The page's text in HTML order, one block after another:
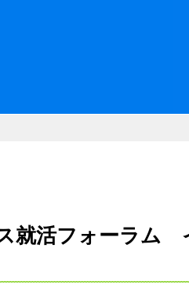
民ふれあい公
ス就活フォーラ